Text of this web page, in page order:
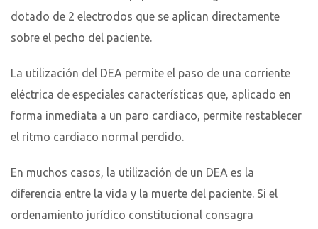
dotado de 2 electrodos que se aplican directamente
sobre el pecho del paciente.
La utilización del DEA permite el paso de una corriente
eléctrica de especiales características que, aplicado en
forma inmediata a un paro cardiaco, permite restablecer
el ritmo cardiaco normal perdido.
En muchos casos, la utilización de un DEA es la
diferencia entre la vida y la muerte del paciente. Si el
ordenamiento jurídico constitucional consagra